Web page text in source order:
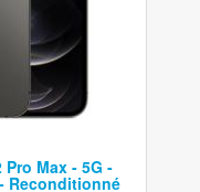
Pro Max - 5G -
Reconditionné